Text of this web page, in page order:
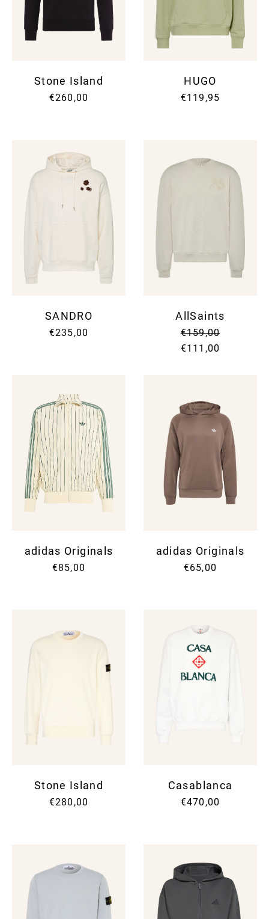
Stone Island
€260,00
HUGO
€119,95
SANDRO
€235,00
AllSaints
€159,00
€111,00
adidas Originals
€85,00
adidas Originals
€65,00
Stone Island
€280,00
Casablanca
€470,00